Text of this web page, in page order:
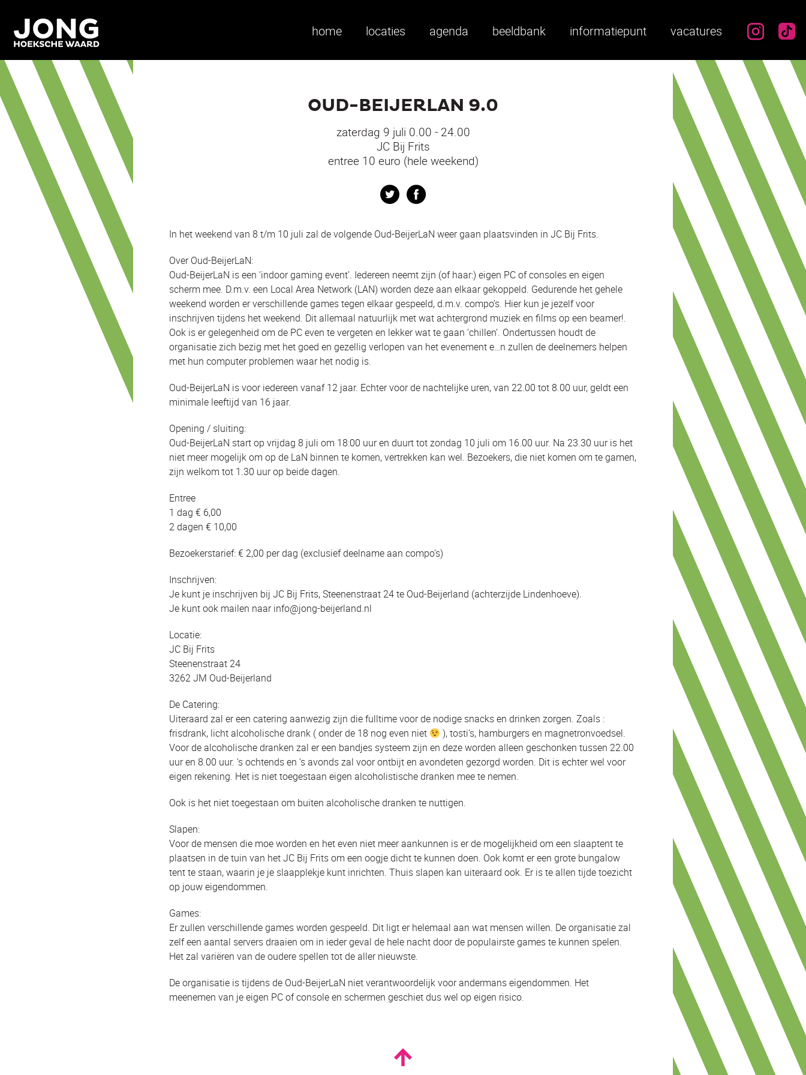
home locaties agenda beeldbank informatiepunt vacatures
OUD-BEIJERLAN 9.0
zaterdag 9 juli 0.00 - 24.00
JC Bij Frits
entree 10 euro (hele weekend)
Twitter
In het weekend van 8 t/m 10 juli zal de volgende Oud-BeijerLaN weer gaan plaatsvinden in JC Bij Frits.
Over Oud-BeijerLaN:
Oud-BeijerLaN is een ‘indoor gaming event’. Iedereen neemt zijn (of haar:) eigen PC of consoles en eigen
scherm mee. D.m.v. een Local Area Network (LAN) worden deze aan elkaar gekoppeld. Gedurende het gehele
weekend worden er verschillende games tegen elkaar gespeeld, d.m.v. compo’s. Hier kun je jezelf voor
inschrijven tijdens het weekend. Dit allemaal natuurlijk met wat achtergrond muziek en films op een beamer!.
Ook is er gelegenheid om de PC even te vergeten en lekker wat te gaan ‘chillen’. Ondertussen houdt de
organisatie zich bezig met het goed en gezellig verlopen van het evenement e…n zullen de deelnemers helpen
met hun computer problemen waar het nodig is.
Oud-BeijerLaN is voor iedereen vanaf 12 jaar. Echter voor de nachtelijke uren, van 22.00 tot 8.00 uur, geldt een
minimale leeftijd van 16 jaar.
Opening / sluiting:
Oud-BeijerLaN start op vrijdag 8 juli om 18:00 uur en duurt tot zondag 10 juli om 16.00 uur. Na 23.30 uur is het
niet meer mogelijk om op de LaN binnen te komen, vertrekken kan wel. Bezoekers, die niet komen om te gamen,
zijn welkom tot 1.30 uur op beide dagen.
Entree
1 dag € 6,00
2 dagen € 10,00
Bezoekerstarief: € 2,00 per dag (exclusief deelname aan compo’s)
Inschrijven:
Je kunt je inschrijven bij JC Bij Frits, Steenenstraat 24 te Oud-Beijerland (achterzijde Lindenhoeve).
Je kunt ook mailen naar info@jong-beijerland.nl
Locatie:
JC Bij Frits
Steenenstraat 24
3262 JM Oud-Beijerland
De Catering:
Uiteraard zal er een catering aanwezig zijn die fulltime voor de nodige snacks en drinken zorgen. Zoals :
frisdrank, licht alcoholische drank ( onder de 18 nog even niet
), tosti’s, hamburgers en magnetronvoedsel.
Voor de alcoholische dranken zal er een bandjes systeem zijn en deze worden alleen geschonken tussen 22.00
uur en 8.00 uur. ‘s ochtends en ‘s avonds zal voor ontbijt en avondeten gezorgd worden. Dit is echter wel voor
eigen rekening. Het is niet toegestaan eigen alcoholistische dranken mee te nemen.
Ook is het niet toegestaan om buiten alcoholische dranken te nuttigen.
Slapen:
Voor de mensen die moe worden en het even niet meer aankunnen is er de mogelijkheid om een slaaptent te
plaatsen in de tuin van het JC Bij Frits om een oogje dicht te kunnen doen. Ook komt er een grote bungalow
tent te staan, waarin je je slaapplekje kunt inrichten. Thuis slapen kan uiteraard ook. Er is te allen tijde toezicht
op jouw eigendommen.
Games:
Er zullen verschillende games worden gespeeld. Dit ligt er helemaal aan wat mensen willen. De organisatie zal
zelf een aantal servers draaien om in ieder geval de hele nacht door de populairste games te kunnen spelen.
Het zal variëren van de oudere spellen tot de aller nieuwste.
De organisatie is tijdens de Oud-BeijerLaN niet verantwoordelijk voor andermans eigendommen. Het
meenemen van je eigen PC of console en schermen geschiet dus wel op eigen risico.